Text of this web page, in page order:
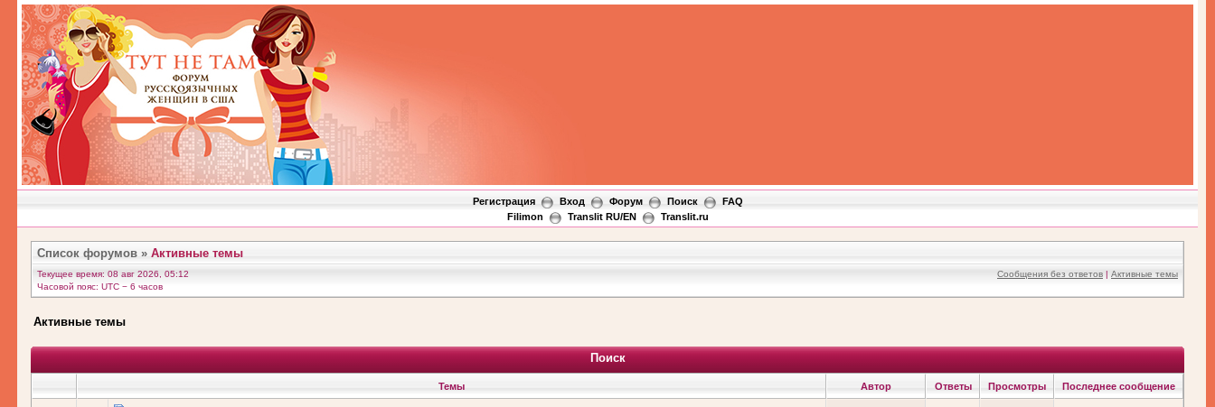
Регистрация Вход Форум Поиск
FAQ
Filimon
Translit RU/EN Translit.ru
Список форумов » Активные темы
Текущее время: 08 авг 2026, 05:12
Часовой пояс: UTC − 6 часов
Сообщения без ответов | Активные темы
Активные темы
Поиск
Темы Автор Ответы Просмотры Последнее сообщение